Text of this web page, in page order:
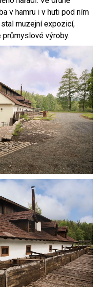
v hamru i v huti pod ním
muzejní expozicí,
výroby.